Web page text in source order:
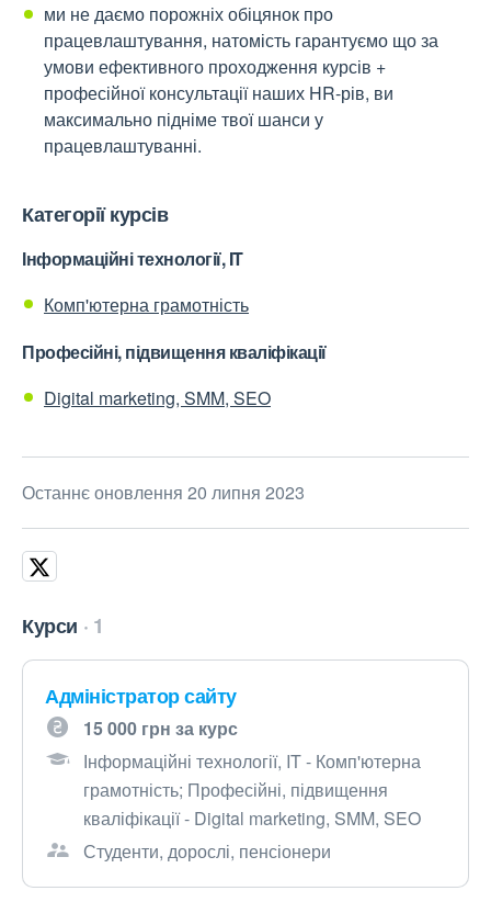
ми не даємо порожніх обіцянок про
працевлаштування, натомість гарантуємо що за
умови ефективного проходження курсів +
професійної консультації наших HR-рів, ви
максимально підніме твої шанси у
працевлаштуванні.
Категорії курсів
Інформаційні технології, IT
Комп'ютерна грамотність
Професійні, підвищення кваліфікації
Digital marketing, SMM, SEO
Останнє оновлення 20 липня 2023
Курси 1
Адміністратор сайту
15 000 грн за курс
Інформаційні технології, IT - Комп'ютерна
грамотність; Професійні, підвищення
кваліфікації - Digital marketing, SMM, SEO
Студенти, дорослі, пенсіонери